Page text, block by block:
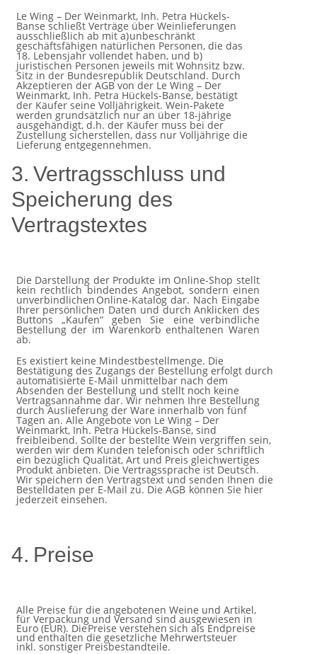
Le Wing – Der Weinmarkt, Inh. Petra Hückels-
Banse schließt Verträge über Weinlieferungen
ausschließlich ab mit a)unbeschränkt
geschäftsfähigen natürlichen Personen, die das
18. Lebensjahr vollendet haben, und b)
juristischen Personen jeweils mit Wohnsitz bzw.
Sitz in der Bundesrepublik Deutschland. Durch
Akzeptieren der AGB von der Le Wing – Der
Weinmarkt, Inh. Petra Hückels-Banse, bestätigt
der Käufer seine Volljährigkeit. Wein-Pakete
werden grundsätzlich nur an über 18-jährige
ausgehändigt, d.h. der Käufer muss bei der
Zustellung sicherstellen, dass nur Volljährige die
Lieferung entgegennehmen.
3. Vertragsschluss und
Speicherung des
Vertragstextes
Die Darstellung der Produkte im Online-Shop stellt
kein rechtlich bindendes Angebot, sondern einen
unverbindlichen Online-Katalog dar. Nach Eingabe
Ihrer persönlichen Daten und durch Anklicken des
Buttons „Kaufen“ geben Sie eine verbindliche
Bestellung der im Warenkorb enthaltenen Waren
ab.
Es existiert keine Mindestbestellmenge. Die
Bestätigung des Zugangs der Bestellung erfolgt durch
automatisierte E-Mail unmittelbar nach dem
Absenden der Bestellung und stellt noch keine
Vertragsannahme dar. Wir nehmen Ihre Bestellung
durch Auslieferung der Ware innerhalb von fünf
Tagen an. Alle Angebote von Le Wing – Der
Weinmarkt, Inh. Petra Hückels-Banse, sind
freibleibend. Sollte der bestellte Wein vergriffen sein,
werden wir dem Kunden telefonisch oder schriftlich
ein bezüglich Qualität, Art und Preis gleichwertiges
Produkt anbieten. Die Vertragssprache ist Deutsch.
Wir speichern den Vertragstext und senden Ihnen die
Bestelldaten per E-Mail zu. Die AGB können Sie hier
jederzeit einsehen.
4. Preise
Alle Preise für die angebotenen Weine und Artikel,
für Verpackung und Versand sind ausgewiesen in
Euro (EUR). DiePreise verstehen sich als Endpreise
und enthalten die gesetzliche Mehrwertsteuer
inkl. sonstiger Preisbestandteile.